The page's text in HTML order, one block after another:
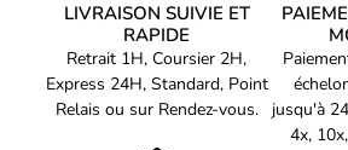
Plaque en
montée sur
Boîtier
ABS
LIVRAISON SUIVIE ET
RAPIDE
Retrait 1H, Coursier 2H,
Express 24H, Standard, Point
Relais ou sur Rendez-vous.
jusqu'à
4x,